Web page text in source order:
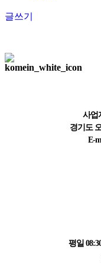
글쓰기
사업
경기도
E-
평일